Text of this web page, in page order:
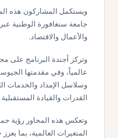
ويستكمل المشاركون هذه
جامعة سنغافورة الوطنية
والأعمال والاقتصاد.
وتركز أجندة البرنامج على
عالمياً، وفي مقدمتها
وسلاسل الإمداد والخدمات
القدرات والقيادة
وتعكس هذه المحاور رؤية
المتغيرات العالمية، بما